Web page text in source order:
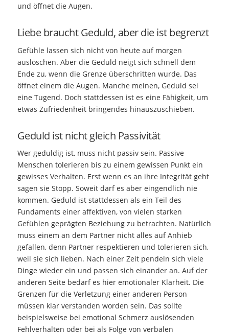
und öffnet die Augen.
Liebe braucht Geduld, aber die ist begrenzt
Gefühle lassen sich nicht von heute auf morgen
auslöschen. Aber die Geduld neigt sich schnell dem
Ende zu, wenn die Grenze überschritten wurde. Das
öffnet einem die Augen. Manche meinen, Geduld sei
eine Tugend. Doch stattdessen ist es eine Fähigkeit, um
etwas Zufriedenheit bringendes hinauszuschieben.
Geduld ist nicht gleich Passivität
Wer geduldig ist, muss nicht passiv sein. Passive
Menschen tolerieren bis zu einem gewissen Punkt ein
gewisses Verhalten. Erst wenn es an ihre Integrität geht
sagen sie Stopp. Soweit darf es aber eingendlich nie
kommen. Geduld ist stattdessen als ein Teil des
Fundaments einer affektiven, von vielen starken
Gefühlen geprägten Beziehung zu betrachten. Natürlich
muss einem an dem Partner nicht alles auf Anhieb
gefallen, denn Partner respektieren und tolerieren sich,
weil sie sich lieben. Nach einer Zeit pendeln sich viele
Dinge wieder ein und passen sich einander an. Auf der
anderen Seite bedarf es hier emotionaler Klarheit. Die
Grenzen für die Verletzung einer anderen Person
müssen klar verstanden worden sein. Das sollte
beispielsweise bei emotional Schmerz auslösenden
Fehlverhalten oder bei als Folge von verbalen